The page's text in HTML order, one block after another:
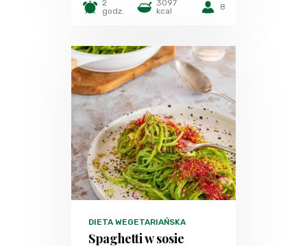
2
godz.
3097
kcal
8
DIETA WEGETARIAŃSKA
Spaghetti w sosie